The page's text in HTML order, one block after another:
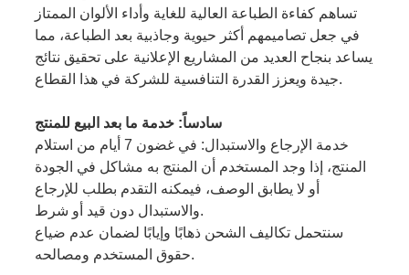
تساهم كفاءة الطباعة العالية للغاية وأداء الألوان الممتاز
في جعل تصاميمهم أكثر حيوية وجاذبية بعد الطباعة، مما
يساعد بنجاح العديد من المشاريع الإعلانية على تحقيق نتائج
جيدة ويعزز القدرة التنافسية للشركة في هذا القطاع.
سادساً: خدمة ما بعد البيع للمنتج
خدمة الإرجاع والاستبدال: في غضون 7 أيام من استلام
المنتج، إذا وجد المستخدم أن المنتج به مشاكل في الجودة
أو لا يطابق الوصف، فيمكنه التقدم بطلب للإرجاع
والاستبدال دون قيد أو شرط.
سنتحمل تكاليف الشحن ذهابًا وإيابًا لضمان عدم ضياع
حقوق المستخدم ومصالحه.